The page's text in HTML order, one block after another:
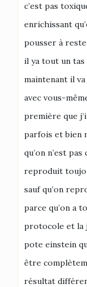
c’est pas
enrichissant
pousser à
il ya tout un tas
maintenant il
avec vous-
première que
parfois et bien
qu’on n’est
reproduit
sauf qu’on
parce qu’on a
protocole et la
pote einstein
être
résultat